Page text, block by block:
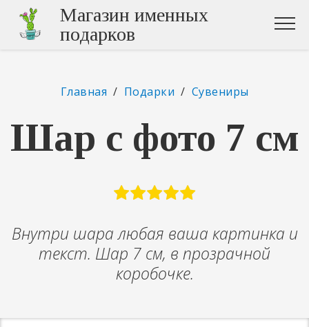
Магазин именных
подарков
Главная / Подарки / Сувениры
Шар с фото 7 см
Внутри шара любая ваша картинка и
текст. Шар 7 см, в прозрачной
коробочке.